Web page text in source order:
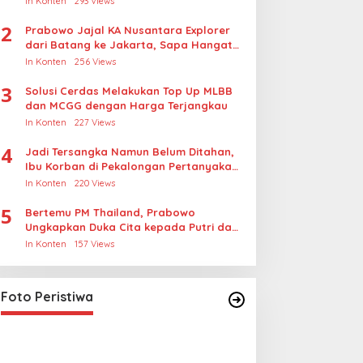
2
Prabowo Jajal KA Nusantara Explorer
dari Batang ke Jakarta, Sapa Hangat
Warga
In Konten 256 Views
3
Solusi Cerdas Melakukan Top Up MLBB
dan MCGG dengan Harga Terjangkau
In Konten 227 Views
4
Jadi Tersangka Namun Belum Ditahan,
Ibu Korban di Pekalongan Pertanyakan
Keseriusan Polisi Tangani Kasus
In Konten 220 Views
5
Bertemu PM Thailand, Prabowo
Ungkapkan Duka Cita kepada Putri dan
Selamat Ulang Tahun ke Raja Thailand
In Konten 157 Views
Foto Peristiwa
Gabungan dan Penembakan
Senjata Khusus TNI
In Foto Peristiwa |